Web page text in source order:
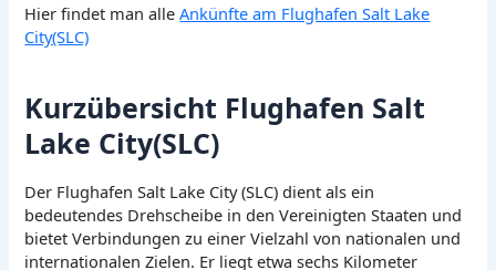
Hier findet man alleAnkünfte am Flughafen Salt Lake
City(SLC)
Kurzübersicht Flughafen Salt
Lake City(SLC)
Der Flughafen Salt Lake City (SLC) dient als ein
bedeutendes Drehscheibe in den Vereinigten Staaten und
bietet Verbindungen zu einer Vielzahl von nationalen und
internationalen Zielen. Er liegt etwa sechs Kilometer